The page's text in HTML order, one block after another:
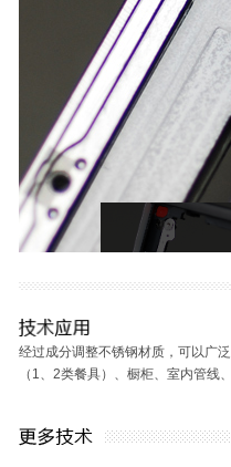
经过成分调整不锈钢材质，可以广
（1、2类餐具）、橱柜、室内管